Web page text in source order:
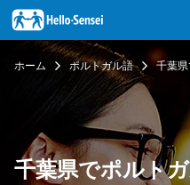
イ
ン
コ
ホーム ポルトガル語 千葉
千葉県でポルト